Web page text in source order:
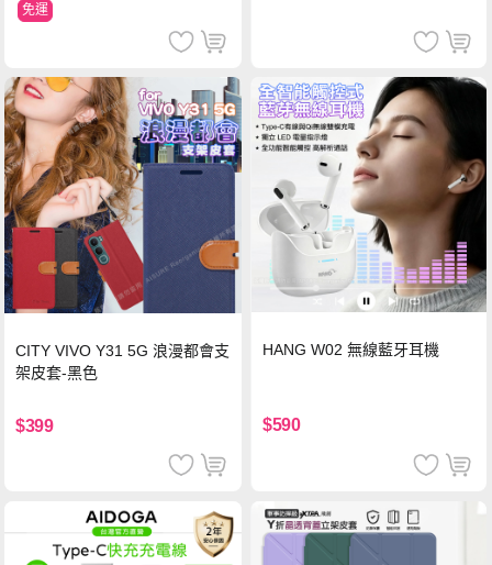
免運
CITY VIVO Y31 5G 浪漫都會支
架皮套-黑色
$399
HANG W02 無線藍牙耳機
$590